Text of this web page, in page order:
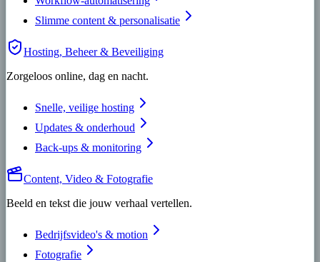
Slimme content & personalisatie
Hosting, Beheer & Beveiliging
Zorgeloos online, dag en nacht.
Snelle, veilige hosting
Updates & onderhoud
Back-ups & monitoring
Content, Video & Fotografie
Beeld en tekst die jouw verhaal vertellen.
Bedrijfsvideo's & motion
Fotografie